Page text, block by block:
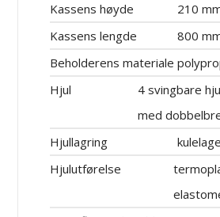
Kassens høyde
210
Kassens lengde
800
Beholderens materiale
Hjul
4 svingbare
med
Hjullagring
Hjulutførelse